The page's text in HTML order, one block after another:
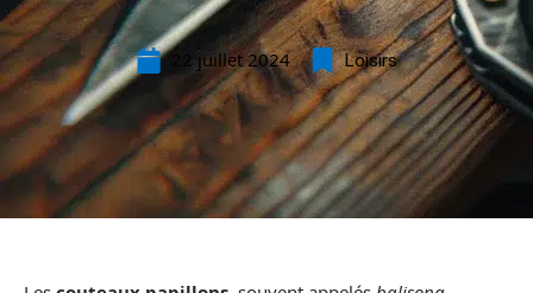
22 juillet 2024 Loisirs